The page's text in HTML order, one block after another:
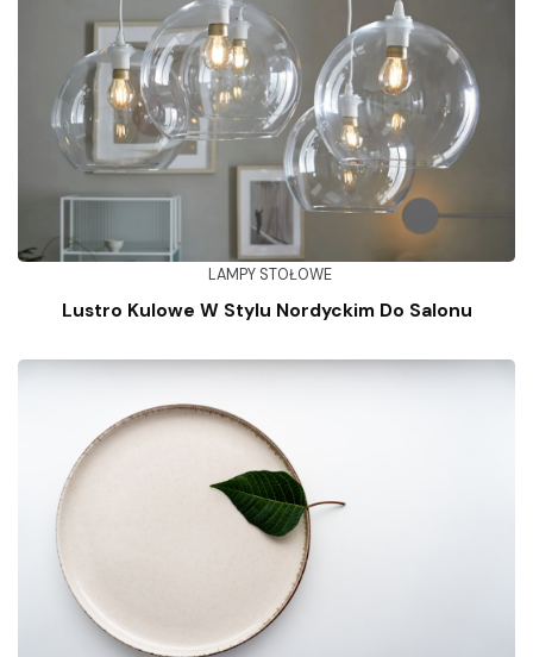
LAMPY STOŁOWE
Lustro Kulowe W Stylu Nordyckim Do Salonu